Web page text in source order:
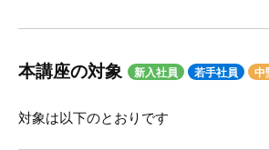
本講座の対象 新入社員 若手社員 中
対象は以下のとおりです